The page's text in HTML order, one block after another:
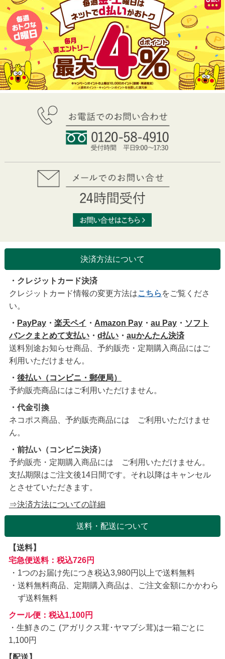
決済方法について
・クレジットカード決済
クレジットカード情報の変更方法はこちら をご覧くださ
い。
・ PayPay・ 楽天ペイ ・ Amazon Pay・ au Pay・ ソフト
バンクまとめて支払い・ d払い・ auかんたん決済
送料別途お知らせ商品、予約販売・定期購入商品にはご
利用いただけません。
・ 後払い（コンビニ・郵便局）
予約販売商品にはご利用いただけません。
・代金引換
ネコポス商品、予約販売商品には ご利用いただけませ
ん。
・前払い（コンビニ決済）
予約販売・定期購入商品には ご利用いただけません。
支払期限はご注文後14日間です。それ以降はキャンセル
とさせていただきます。
⇒決済方法についての詳細
送料・配送について
【送料】
宅急便送料：税込726円
1つのお届け先につき税込3,980円以上で送料無料
送料無料商品、定期購入商品は、ご注文金額にかかわら
ず送料無料
クール便：税込1,100円
・生鮮きのこ (アガリクス茸･ヤマブシ茸)は一箱ごとに
1,100円
【配送】